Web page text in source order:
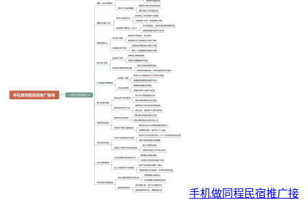
手机做同程民宿推广接